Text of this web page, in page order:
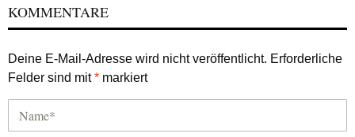
KOMMENTARE
Deine E-Mail-Adresse wird nicht veröffentlicht. Erforderliche
Felder sind mit* markiert